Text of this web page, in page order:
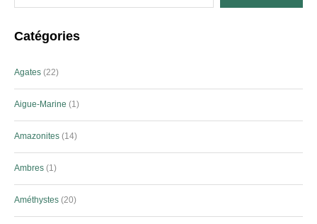
Catégories
Agates 22
Aigue-Marine 1
Amazonites 14
Ambres 1
Améthystes 20